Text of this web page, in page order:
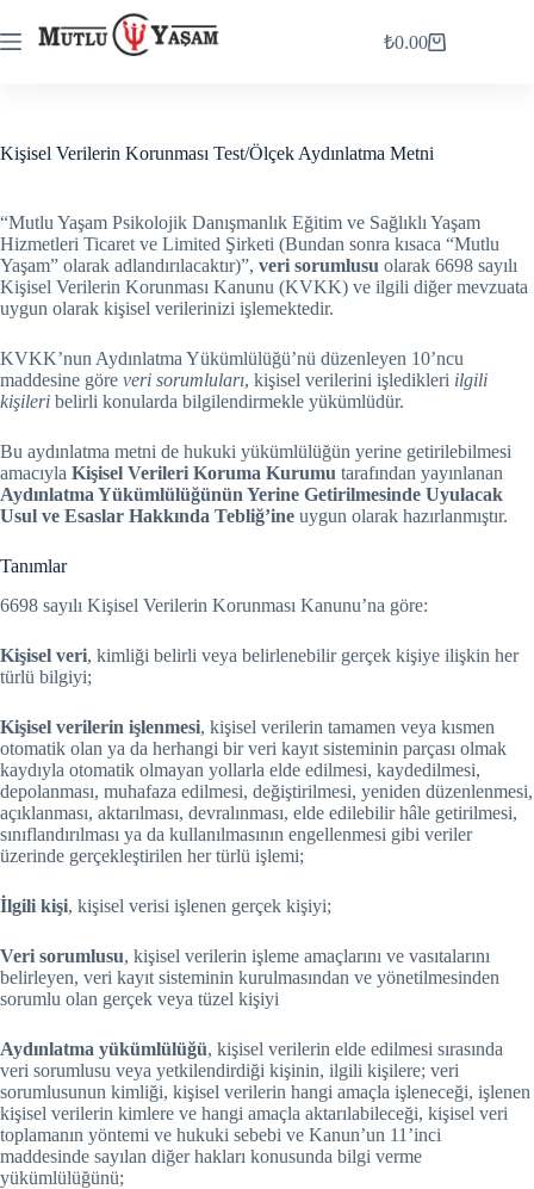
to
content
Shopping
₺0.00
Kişisel Verilerin Korunması Test/Ölçek Aydınlatma Metni
“Mutlu Yaşam Psikolojik Danışmanlık Eğitim ve Sağlıklı Yaşam
Hizmetleri Ticaret ve Limited Şirketi (Bundan sonra kısaca “Mutlu
Yaşam” olarak adlandırılacaktır)”, veri sorumlusu olarak 6698 sayılı
Kişisel Verilerin Korunması Kanunu (KVKK) ve ilgili diğer mevzuata
uygun olarak kişisel verilerinizi işlemektedir.
KVKK’nun Aydınlatma Yükümlülüğü’nü düzenleyen 10’ncu
maddesine göre veri sorumluları, kişisel verilerini işledikleri ilgili
kişileri belirli konularda bilgilendirmekle yükümlüdür.
Bu aydınlatma metni de hukuki yükümlülüğün yerine getirilebilmesi
amacıyla Kişisel Verileri Koruma Kurumu tarafından yayınlanan
Aydınlatma Yükümlülüğünün Yerine Getirilmesinde Uyulacak
Usul ve Esaslar Hakkında Tebliğ’ine uygun olarak hazırlanmıştır.
Tanımlar
6698 sayılı Kişisel Verilerin Korunması Kanunu’na göre:
Kişisel veri, kimliği belirli veya belirlenebilir gerçek kişiye ilişkin her
türlü bilgiyi;
Kişisel verilerin işlenmesi, kişisel verilerin tamamen veya kısmen
otomatik olan ya da herhangi bir veri kayıt sisteminin parçası olmak
kaydıyla otomatik olmayan yollarla elde edilmesi, kaydedilmesi,
depolanması, muhafaza edilmesi, değiştirilmesi, yeniden düzenlenmesi,
açıklanması, aktarılması, devralınması, elde edilebilir hâle getirilmesi,
sınıflandırılması ya da kullanılmasının engellenmesi gibi veriler
üzerinde gerçekleştirilen her türlü işlemi;
İlgili kişi, kişisel verisi işlenen gerçek kişiyi;
Veri sorumlusu, kişisel verilerin işleme amaçlarını ve vasıtalarını
belirleyen, veri kayıt sisteminin kurulmasından ve yönetilmesinden
sorumlu olan gerçek veya tüzel kişiyi
Aydınlatma yükümlülüğü, kişisel verilerin elde edilmesi sırasında
veri sorumlusu veya yetkilendirdiği kişinin, ilgili kişilere; veri
sorumlusunun kimliği, kişisel verilerin hangi amaçla işleneceği, işlenen
kişisel verilerin kimlere ve hangi amaçla aktarılabileceği, kişisel veri
toplamanın yöntemi ve hukuki sebebi ve Kanun’un 11’inci
maddesinde sayılan diğer hakları konusunda bilgi verme
yükümlülüğünü;